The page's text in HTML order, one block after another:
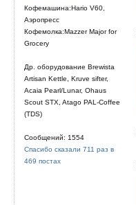
Кофемашина:Hario V60,
Аэропресс
Кофемолка:Mazzer Major for
Grocery
Др. оборудование Brewista
Artisan Kettle, Kruve sifter,
Acaia Pearl/Lunar, Ohaus
Scout STX, Atago PAL-Coffee
(TDS)
Сообщений: 1554
Спасибо сказали 711 раз в
469 постах